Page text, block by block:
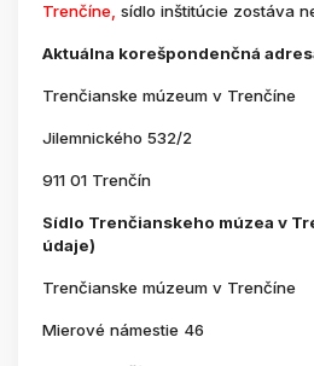
Trenčíne, sídlo inštitúcie zostáva
Aktuálna korešpondenčná
Trenčianske múzeum v Trenčíne
Jilemnického 532/2
911 01 Trenčín
Sídlo Trenčianskeho múzea v
údaje)
Trenčianske múzeum v Trenčíne
Mierové námestie 46